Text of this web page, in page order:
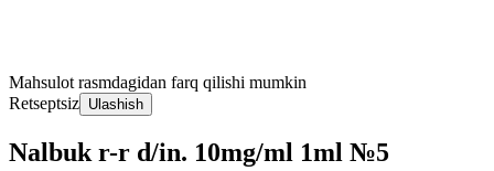
Mahsulot rasmdagidan farq qilishi mumkin
Retseptsiz Ulashish
Nalbuk r-r d/in. 10mg/ml 1ml №5